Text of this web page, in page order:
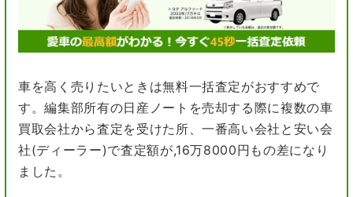
車を高く売りたいときは無料一括査定がおすすめで
す。編集部所有の日産ノートを売却する際に複数の車
買取会社から査定を受けた所、一番高い会社と安い会
社(ディーラー)で査定額が,16万8000円もの差になり
ました。